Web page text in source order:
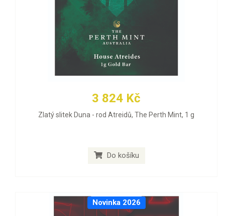
3 824 Kč
Zlatý slitek Duna - rod Atreidů, The Perth Mint, 1 g
Do košíku
Novinka 2026